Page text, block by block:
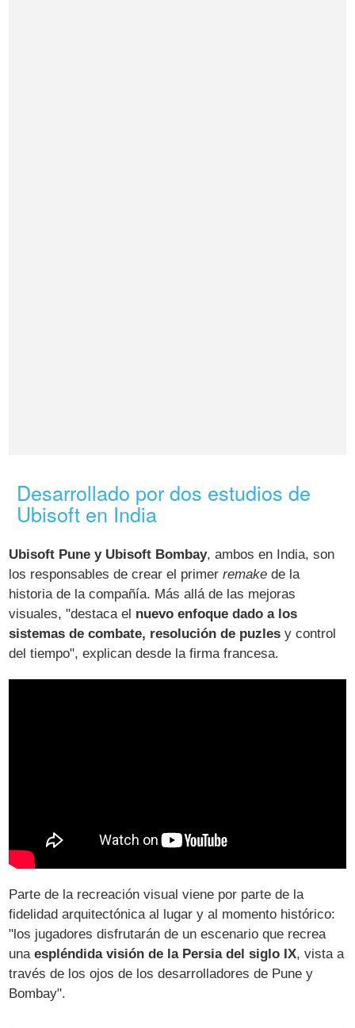
Desarrollado por dos estudios de
Ubisoft en India
Ubisoft Pune y Ubisoft Bombay, ambos en India, son
los responsables de crear el primerremake de la
historia de la compañía. Más allá de las mejoras
visuales, "destaca el nuevo enfoque dado a los
sistemas de combate, resolución de puzles y control
del tiempo", explican desde la firma francesa.
Parte de la recreación visual viene por parte de la
fidelidad arquitectónica al lugar y al momento histórico:
"los jugadores disfrutarán de un escenario que recrea
unaespléndida visión de la Persia del siglo IX, vista a
través de los ojos de los desarrolladores de Pune y
Bombay".